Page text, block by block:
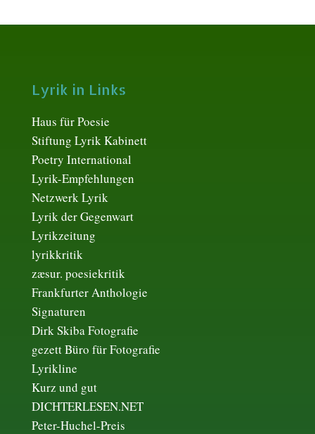
Lyrik in Links
Haus für Poesie
Stiftung Lyrik Kabinett
Poetry International
Lyrik-Empfehlungen
Netzwerk Lyrik
Lyrik der Gegenwart
Lyrikzeitung
lyrikkritik
zæsur. poesiekritik
Frankfurter Anthologie
Signaturen
Dirk Skiba Fotografie
gezett Büro für Fotografie
Lyrikline
Kurz und gut
DICHTERLESEN.NET
Peter-Huchel-Preis